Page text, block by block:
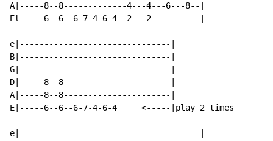
A|-----8--8-------------4---4---6---8--|
El-----6--6--6-7-4-6-4--2---2----------|
e|-------------------------------|
B|-------------------------------|
G|-------------------------------|
D|-----8--8----------------------|
A|-----8--8----------------------|
E|-----6--6--6-7-4-6-4     <-----|play 2 times
e|-------------------------------------|